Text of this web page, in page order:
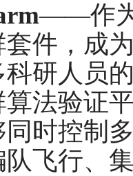
——作
件，成
研人员
算法验证
时控制
飞行、